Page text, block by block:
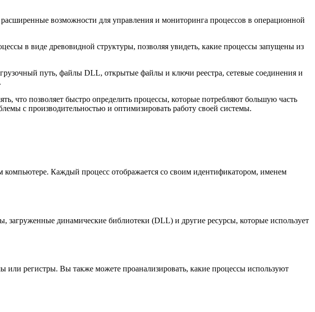
расширенные возможности для управления и мониторинга процессов в операционной
в виде древовидной структуры, позволяя увидеть, какие процессы запущены из
путь, файлы DLL, открытые файлы и ключи реестра, сетевые соединения и
что позволяет быстро определить процессы, которые потребляют большую часть
с производительностью и оптимизировать работу своей системы.
Каждый процесс отображается со своим идентификатором, именем
динамические библиотеки (DLL) и другие ресурсы, которые использует
или регистры. Вы также можете проанализировать, какие процессы используют